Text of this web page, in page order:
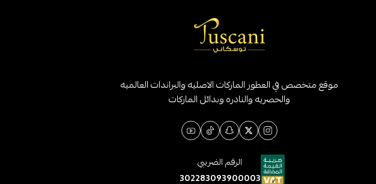
موقع متخصص في العطور الماركات الاصليه والبراندات العالميه
والحصريه والنادره وبدائل الماركات
الرقم الضريبي
302283093900003